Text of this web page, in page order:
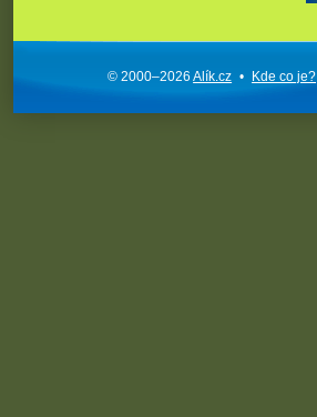
© 2000–2026Alík.cz • Kde co je?